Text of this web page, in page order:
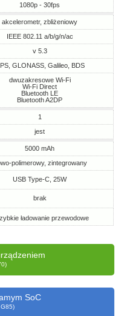
1080p - 30fps
akcelerometr, zbliżeniowy
IEEE 802.11 a/b/g/n/ac
v 5.3
GLONASS, Galileo, BDS
dwuzakresowe Wi-Fi
Wi-Fi Direct
Bluetooth LE
Bluetooth A2DP
1
jest
5000 mAh
polimerowy, zintegrowany
USB Type-C, 25W
brak
ładowanie przewodowe
SoC